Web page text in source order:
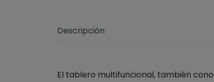
Descripción
El tablero multifuncional, también